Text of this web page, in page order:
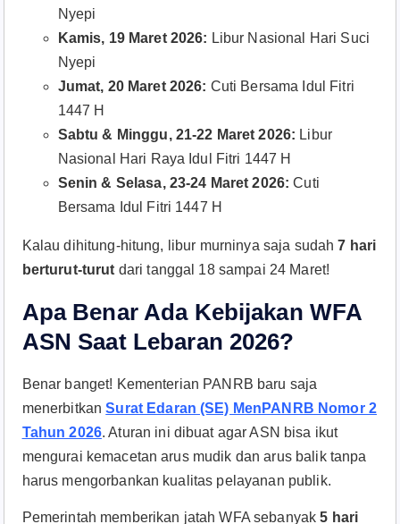
Nyepi
Kamis, 19 Maret 2026: Libur Nasional Hari Suci
Nyepi
Jumat, 20 Maret 2026: Cuti Bersama Idul Fitri
1447 H
Sabtu & Minggu, 21-22 Maret 2026: Libur
Nasional Hari Raya Idul Fitri 1447 H
Senin & Selasa, 23-24 Maret 2026: Cuti
Bersama Idul Fitri 1447 H
Kalau dihitung-hitung, libur murninya saja sudah7 hari
berturut-turut dari tanggal 18 sampai 24 Maret!
Apa Benar Ada Kebijakan WFA
ASN Saat Lebaran 2026?
Benar banget! Kementerian PANRB baru saja
menerbitkanSurat Edaran (SE) MenPANRB Nomor 2
Tahun 2026. Aturan ini dibuat agar ASN bisa ikut
mengurai kemacetan arus mudik dan arus balik tanpa
harus mengorbankan kualitas pelayanan publik.
Pemerintah memberikan jatah WFA sebanyak5 hari